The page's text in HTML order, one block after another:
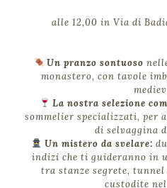
alle 12,00 in Via di
Un pranzo sontuoso
monastero, con tavole
La nostra selezione
sommelier specializzati, per
di selvaggina
Un mistero da svelare:
indizi che ti guideranno in
tra stanze segrete, tunnel
custodite